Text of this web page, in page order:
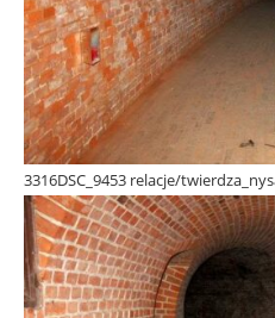
3316DSC_9453 relacje/